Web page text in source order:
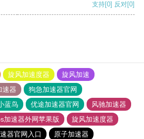
支持[0] 反对[0]
旋风加速度器
旋风加速
速器
狗急加速器官网
蓝鸟 优途加速器官网
风驰加速器
加速器外网苹果版
旋风加速度器
器官网入口
原子加速器